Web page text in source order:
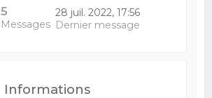
5
Messages
28 juil. 2022, 17:56
Dernier message
Informations